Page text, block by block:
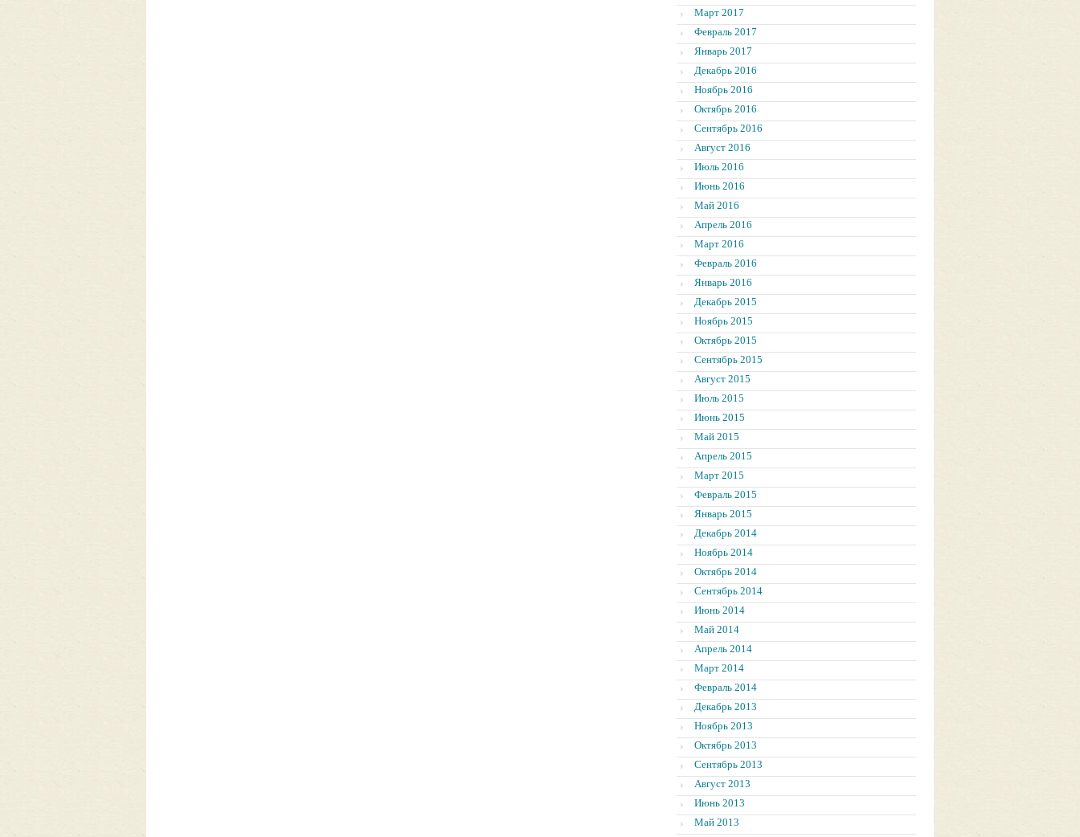
Март 2017
Февраль 2017
Январь 2017
Декабрь 2016
Ноябрь 2016
Октябрь 2016
Сентябрь 2016
Август 2016
Июль 2016
Июнь 2016
Май 2016
Апрель 2016
Март 2016
Февраль 2016
Январь 2016
Декабрь 2015
Ноябрь 2015
Октябрь 2015
Сентябрь 2015
Август 2015
Июль 2015
Июнь 2015
Май 2015
Апрель 2015
Март 2015
Февраль 2015
Январь 2015
Декабрь 2014
Ноябрь 2014
Октябрь 2014
Сентябрь 2014
Июнь 2014
Май 2014
Апрель 2014
Март 2014
Февраль 2014
Декабрь 2013
Ноябрь 2013
Октябрь 2013
Сентябрь 2013
Август 2013
Июнь 2013
Май 2013